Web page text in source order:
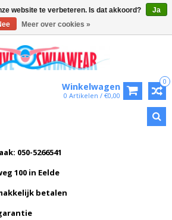
0
Winkelwagen
0 Artikelen / €0,00
050-5266541
100 in Eelde
betalen
website te verbeteren. Is dat akkoord?
Ja
Meer over cookies »